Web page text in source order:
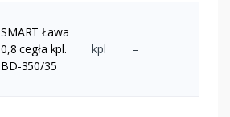
SMART Ława
0,8 cegła kpl.
BD-350/35
kpl –